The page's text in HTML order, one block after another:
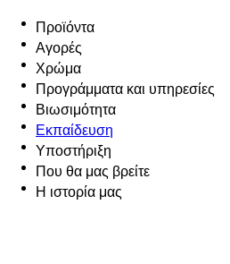
Προϊόντα
Αγορές
Χρώμα
Προγράμματα και υπηρεσίες
Βιωσιμότητα
Εκπαίδευση
Υποστήριξη
Που θα μας βρείτε
Η ιστορία μας